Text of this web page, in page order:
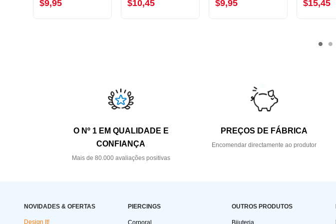
$9,95 $10,45 $9,95 $15,45
O Nº 1 EM QUALIDADE E
CONFIANÇA
Mais de 80.000 avaliações positivas
PREÇOS DE FÁBRICA
Encomendar directamente ao produtor
NOVIDADES & OFERTAS
Design It!
PIERCINGS
Corporal
OUTROS PRODUTOS
Bijuteria